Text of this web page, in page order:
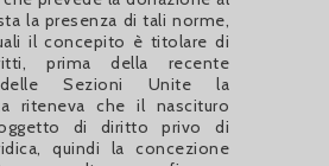
la presenza di tali norme,
il concepito è titolare di
prima della recente
delle Sezioni Unite la
riteneva che il nascituro
di diritto privo di
quindi la concezione